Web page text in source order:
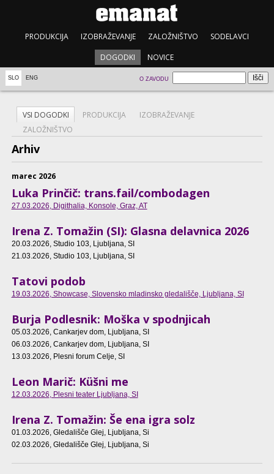
PRODUKCIJA IZOBRAŽEVANJE ZALOŽNIŠTVO SODELAVCI
DOGODKI NOVICE
SLO ENG O ZAVODU
VSI DOGODKI PRODUKCIJA
IZOBRAŽEVANJE
ZALOŽNIŠTVO
Arhiv
marec 2026
Luka Prinčič: trans.fail/combodagen
27.03.2026 , Digithalia, Konsole, Graz, AT
Irena Z. Tomažin (SI): Glasna delavnica 2026
20.03.2026, Studio 103, Ljubljana, SI
21.03.2026, Studio 103, Ljubljana, SI
Tatovi podob
19.03.2026, Showcase, Slovensko mladinsko gledališče, Ljubljana, SI
Burja Podlesnik: Moška v spodnjicah
05.03.2026, Cankarjev dom, Ljubljana, SI
06.03.2026, Cankarjev dom, Ljubljana, SI
13.03.2026, Plesni forum Celje, SI
Leon Marič: Küšni me
12.03.2026, Plesni teater Ljubljana, SI
Irena Z. Tomažin: Še ena igra solz
01.03.2026, Gledališče Glej, Ljubljana, Si
02.03.2026, Gledališče Glej, Ljubljana, Si